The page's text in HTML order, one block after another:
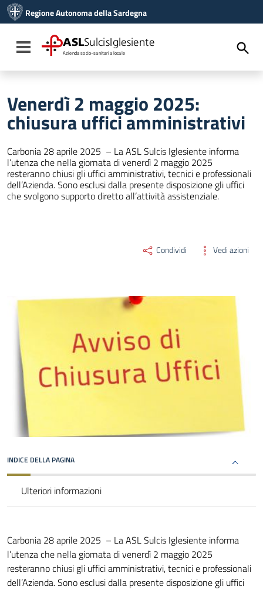
Vai al menu di navigazione
Vai al footer
Regione Autonoma della Sardegna
Toggle navigation
ASLSulcisIglesiente
Azienda socio-sanitaria locale
Venerdì 2 maggio 2025:
chiusura uffici amministrativi
Carbonia 28 aprile 2025 – La ASL Sulcis Iglesiente informa
l’utenza che nella giornata di venerdì 2 maggio 2025
resteranno chiusi gli uffici amministrativi, tecnici e professionali
dell’Azienda. Sono esclusi dalla presente disposizione gli uffici
che svolgono supporto diretto all’attività assistenziale.
Condividi Vedi azioni
INDICE DELLA PAGINA
Ulteriori informazioni
Carbonia 28 aprile 2025 – La ASL Sulcis Iglesiente informa
l’utenza che nella giornata di venerdì 2 maggio 2025
resteranno chiusi gli uffici amministrativi, tecnici e professionali
dell’Azienda. Sono esclusi dalla presente disposizione gli uffici